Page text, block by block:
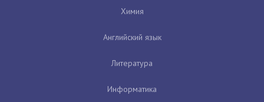
Химия
Английский язык
Литература
Информатика